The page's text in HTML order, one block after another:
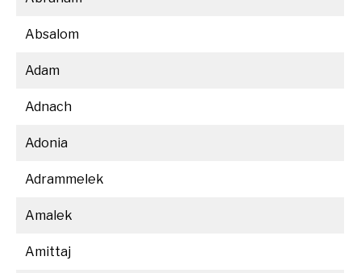
Absalom
Adam
Adnach
Adonia
Adrammelek
Amalek
Amittaj